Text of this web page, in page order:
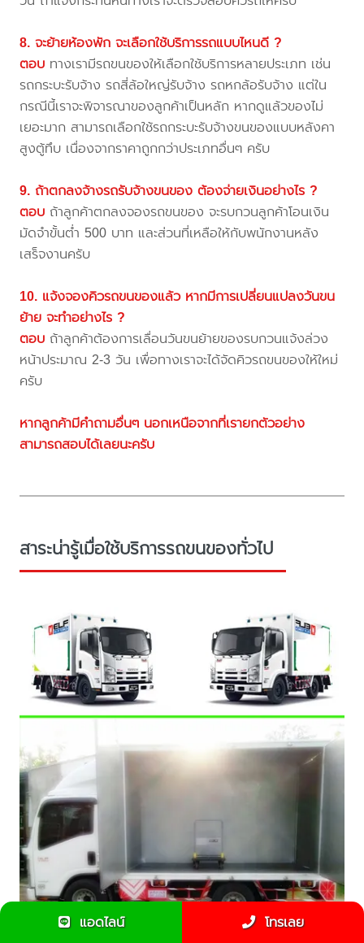
8. จะย้ายห้องพัก จะเลือกใช้บริการรถแบบไหนดี ?
ตอบ ทางเรามีรถขนของให้เลือกใช้บริการหลายประเภท เช่น
รถกระบะรับจ้าง รถสี่ล้อใหญ่รับจ้าง รถหกล้อรับจ้าง แต่ใน
กรณีนี้เราจะพิจารณาของลูกค้าเป็นหลัก หากดูแล้วของไม่
เยอะมาก สามารถเลือกใช้รถกระบะรับจ้างขนของแบบหลังคา
สูงตู้ทึบ เนื่องจากราคาถูกกว่าประเภทอื่นๆ ครับ
9. ถ้าตกลงจ้างรถรับจ้างขนของ ต้องจ่ายเงินอย่างไร ?
ตอบ ถ้าลูกค้าตกลงจองรถขนของ จะรบกวนลูกค้าโอนเงิน
มัดจำขั้นต่ำ 500 บาท และส่วนที่เหลือให้กับพนักงานหลัง
เสร็จงานครับ
10. แจ้งจองคิวรถขนของแล้ว หากมีการเปลี่ยนแปลงวันขน
ย้าย จะทำอย่างไร ?
ตอบ ถ้าลูกค้าต้องการเลื่อนวันขนย้ายของรบกวนแจ้งล่วง
หน้าประมาณ 2-3 วัน เพื่อทางเราจะได้จัดคิวรถขนของให้ใหม่
ครับ
หากลูกค้ามีคำถามอื่นๆ นอกเหนือจากที่เรายกตัวอย่าง
สามารถสอบได้เลยนะครับ
สาระน่ารู้เมื่อใช้บริการรถขนของทั่วไป
แอดไลน์ โทรเลย